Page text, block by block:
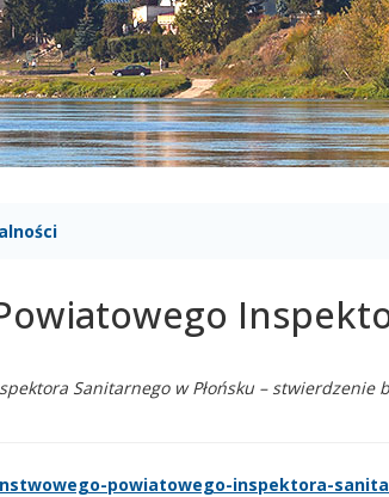
Sanitarnego w Płońsku –
powiatowego-inspektora-